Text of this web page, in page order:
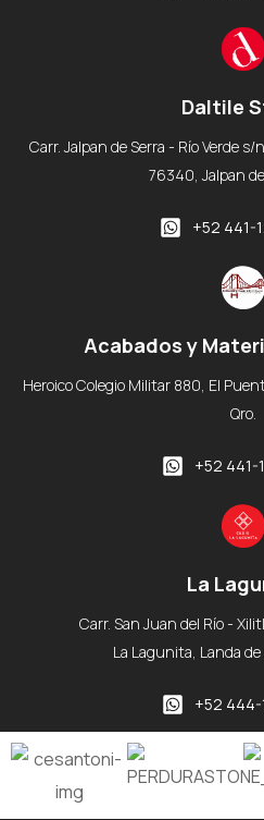
Daltile
Carr. Jalpan de Serra - Río Verde s/
76340, Jalpan
+52 441-
Acabados y
Heroico Colegio Militar 880, El
Qro.
+52 441-
La
Carr. San Juan del Río -
La Lagunita, Landa
+52 444-